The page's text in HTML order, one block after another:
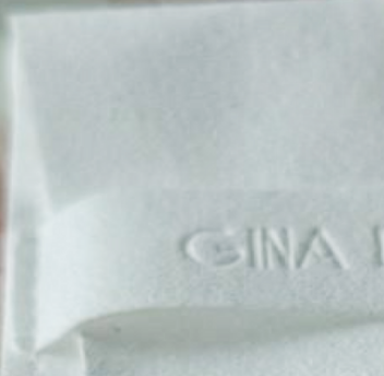
Hello@ginadreams.ru
+7 (916) 017 18 32